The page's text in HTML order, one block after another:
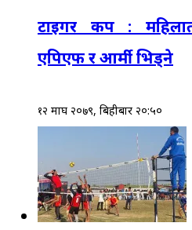
टाइगर कप :
एपिएफ र आर्मी भिड्ने
१२ माघ २०७९, बिहीबार २०:५०